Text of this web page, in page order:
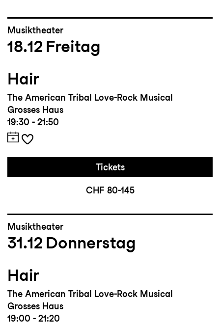
Musiktheater
18.12 Freitag
Hair
The American Tribal Love-Rock Musical
Grosses Haus
19:30 - 21:50
Tickets
CHF 80-145
Musiktheater
31.12 Donnerstag
Hair
The American Tribal Love-Rock Musical
Grosses Haus
19:00 - 21:20